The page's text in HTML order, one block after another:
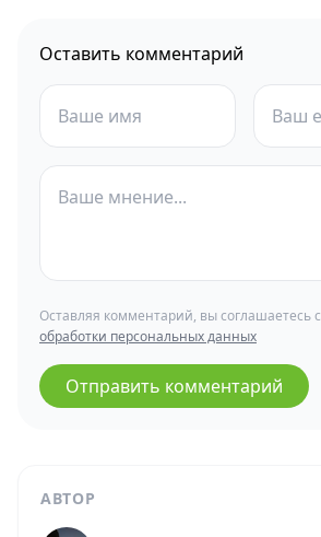
АВТОР
Оставить комментарий
Оставляя комментарий, вы соглашаетесь с
обработки персональных данных
Отправить комментарий